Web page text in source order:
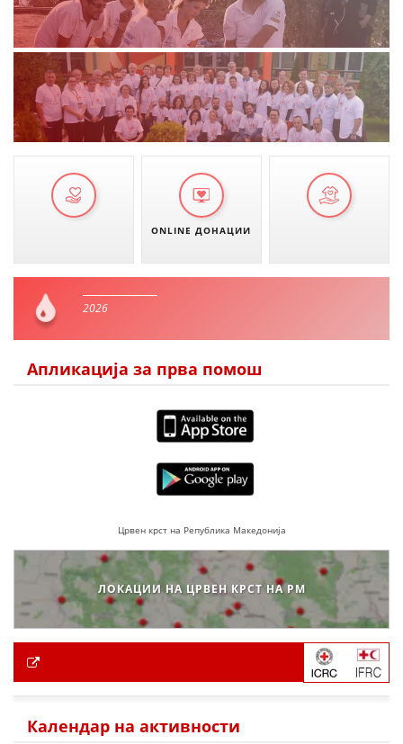
ONLINE ДОНАЦИИ
2026
Апликација за прва помош
Црвен крст на Република Македонија
ЛОКАЦИИ НА ЦРВЕН КРСТ НА РМ
Календар на активности